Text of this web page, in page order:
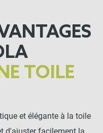
TOILE
et élégante à la toile